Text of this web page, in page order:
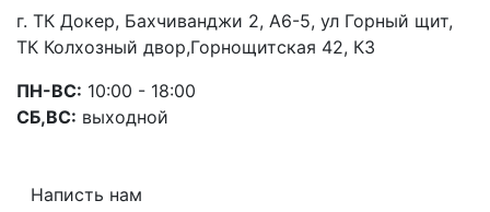
г. ТК Докер, Бахчиванджи 2, А6-5, ул Горный щит,
ТК Колхозный двор,Горнощитская 42, К3
ПН-ВС: 10:00 - 18:00
СБ,ВС: выходной
Написть нам